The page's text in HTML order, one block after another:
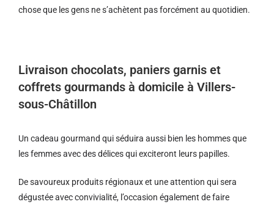
chose que les gens ne s’achètent pas forcément au quotidien.
Livraison chocolats, paniers garnis et
coffrets gourmands à domicile à Villers-
sous-Châtillon
Un cadeau gourmand qui séduira aussi bien les hommes que
les femmes avec des délices qui exciteront leurs papilles.
De savoureux produits régionaux et une attention qui sera
dégustée avec convivialité, l’occasion également de faire